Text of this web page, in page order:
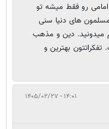
که حجاب اجباری دارند. تازه شیعه ۱۲ امامی رو فقط میشه تو
مسلمون های دنیا سنی
میدونید. دین و مذهب
بهترین و
۱۴:۰۱ - ۱۴۰۵/۰۲/۲۷